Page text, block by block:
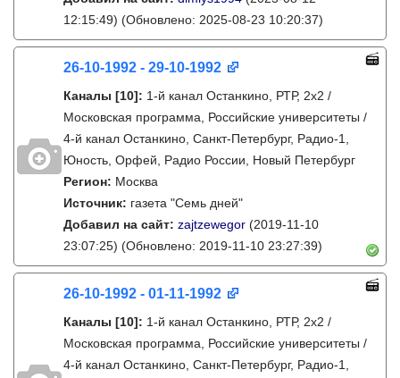
12:15:49) (Обновлено: 2025-08-23 10:20:37)
26-10-1992 - 29-10-1992
Каналы [10]: 1-й канал Останкино, РТР, 2х2 /
Московская программа, Российские университеты /
4-й канал Останкино, Санкт-Петербург, Радио-1,
Юность, Орфей, Радио России, Новый Петербург
Регион: Москва
Источник: газета "Семь дней"
Добавил на сайт: zajtzewegor (2019-11-10
23:07:25) (Обновлено: 2019-11-10 23:27:39)
26-10-1992 - 01-11-1992
Каналы [10]: 1-й канал Останкино, РТР, 2х2 /
Московская программа, Российские университеты /
4-й канал Останкино, Санкт-Петербург, Радио-1,